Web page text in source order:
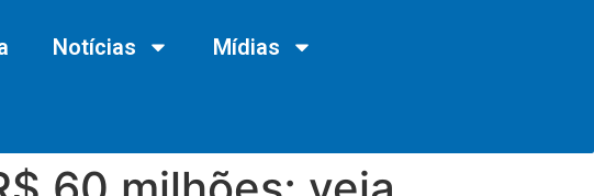
Notícias Mídias